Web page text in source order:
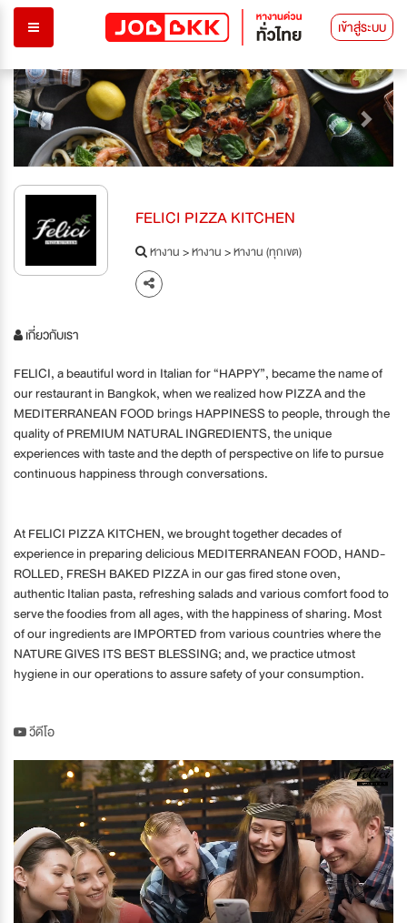
เข้าสู่ระบบ
Previous Next
FELICI PIZZA KITCHEN
หางาน>หางาน>หางาน (ทุกเขต)
เกี่ยวกับเรา
FELICI, a beautiful word in Italian for “HAPPY”, became the name of
our restaurant in Bangkok, when we realized how PIZZA and the
MEDITERRANEAN FOOD brings HAPPINESS to people, through the
quality of PREMIUM NATURAL INGREDIENTS, the unique
experiences with taste and the depth of perspective on life to pursue
continuous happiness through conversations.
At FELICI PIZZA KITCHEN, we brought together decades of
experience in preparing delicious MEDITERRANEAN FOOD, HAND-
ROLLED, FRESH BAKED PIZZA in our gas fired stone oven,
authentic Italian pasta, refreshing salads and various comfort food to
serve the foodies from all ages, with the happiness of sharing. Most
of our ingredients are IMPORTED from various countries where the
NATURE GIVES ITS BEST BLESSING; and, we practice utmost
hygiene in our operations to assure safety of your consumption.
วีดีโอ